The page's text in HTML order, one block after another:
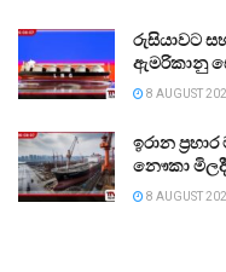
රුසියාවට
ඇමරිකානු
8 AUGUST
ඉරාන
නෞකා මිලදී
8 AUGUST